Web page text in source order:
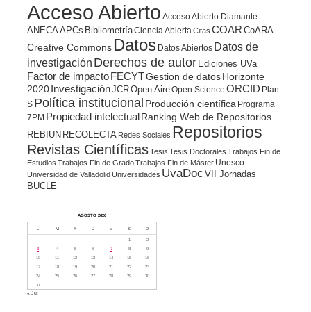
Acceso Abierto Acceso Abierto Diamante
ANECAAPCs BibliometríaCiencia Abierta Citas COAR CoARA
Creative Commons Datos Datos Abiertos Datos de
investigación Derechos de autor Ediciones UVa
Factor de impacto FECYTGestion de datosHorizonte
2020 InvestigaciónJCROpen AireOpen Science ORCID Plan
S Política institucional Producción científica Programa
7PM Propiedad intelectualRanking Web de Repositorios
REBIUN RECOLECTA Redes Sociales Repositorios
Revistas CientíficasTesis Tesis Doctorales Trabajos Fin de
Estudios Trabajos Fin de GradoTrabajos Fin de Máster Unesco
Universidad de Valladolid Universidades UvaDoc VII Jornadas
BUCLE
AGOSTO 2026
L M X J V S D
1
2
3
4 5 6 7 8
9
10
11 12 13 14 15
16
17
18 19 20 21 22
23
24
25 26 27 28 29
30
31
« Jul